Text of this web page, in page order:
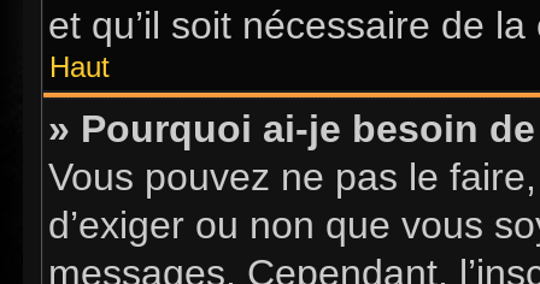
et qu’il soit nécessaire de la
Haut
» Pourquoi ai-je besoin
Vous pouvez ne pas le
d’exiger ou non que vous
messages. Cependant,